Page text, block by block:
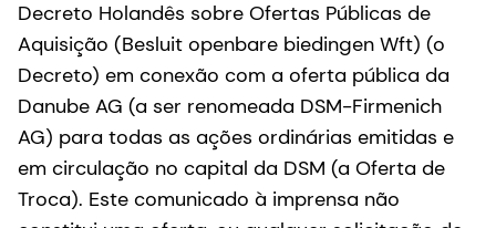
Decreto Holandês sobre Ofertas Públicas de
Aquisição (Besluit openbare biedingen Wft) (o
Decreto) em conexão com a oferta pública da
Danube AG (a ser renomeada DSM-Firmenich
AG) para todas as ações ordinárias emitidas e
em circulação no capital da DSM (a Oferta de
Troca). Este comunicado à imprensa não